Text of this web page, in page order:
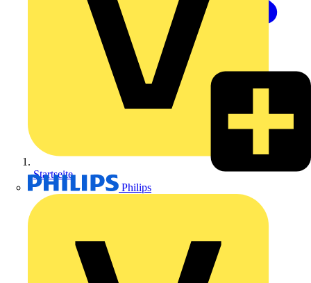
Philips
Startseite